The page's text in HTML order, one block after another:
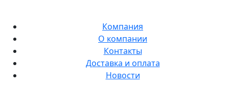
Компания
О компании
Контакты
Доставка и оплата
Новости